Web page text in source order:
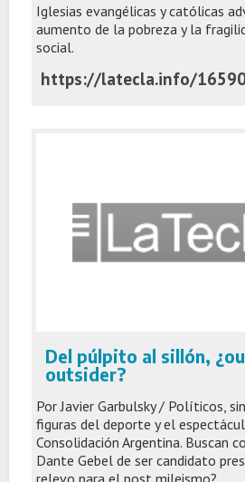
Iglesias evangélicas y católicas
aumento de la pobreza y la
social.
Del púlpito al sillón,
outsider?
Por Javier Garbulsky / Políticos,
figuras del deporte y el
Consolidación Argentina. Buscan
Dante Gebel de ser candidato
relevo para el post mileismo?